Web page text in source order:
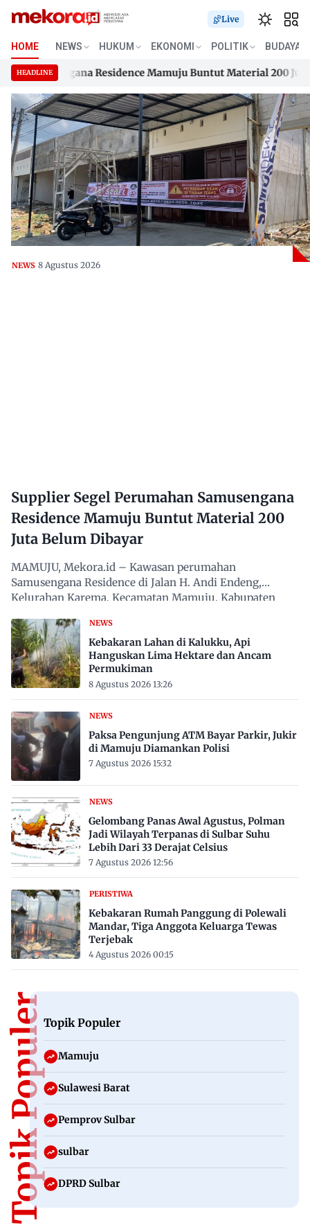
Skip
content
Live
HOME NEWS HUKUM EKONOMI POLITIK BUDAYA
HEADLINE Residence Mamuju Buntut Material 200 Juta
Residence Mamuju Buntut Material 200 Juta
NEWS 8 Agustus 2026
Supplier Segel Perumahan Samusengana
Residence Mamuju Buntut Material 200
Juta Belum Dibayar
MAMUJU, Mekora.id – Kawasan perumahan
Samusengana Residence di Jalan H. Andi Endeng,
Kelurahan Karema, Kecamatan Mamuju, Kabupaten
NEWS
Kebakaran Lahan di Kalukku, Api
Hanguskan Lima Hektare dan Ancam
Permukiman
8 Agustus 2026 13:26
NEWS
Paksa Pengunjung ATM Bayar Parkir, Jukir
di Mamuju Diamankan Polisi
7 Agustus 2026 15:32
NEWS
Gelombang Panas Awal Agustus, Polman
Jadi Wilayah Terpanas di Sulbar Suhu
Lebih Dari 33 Derajat Celsius
7 Agustus 2026 12:56
PERISTIWA
Kebakaran Rumah Panggung di Polewali
Mandar, Tiga Anggota Keluarga Tewas
Terjebak
4 Agustus 2026 00:15
Topik PopulerTopik Populer
Mamuju
Sulawesi Barat
Pemprov Sulbar
sulbar
DPRD Sulbar